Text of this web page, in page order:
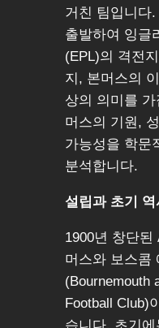
거친 팀입니다
출발하여 잉글
(EPL)의 격전
지, 본머스의
상의 의미를
머스의 기원,
가능성을 학문
분석합니다.
설립과 초기
1900년 창단된
머스와 보스콤
(Bournemouth
Football Club)